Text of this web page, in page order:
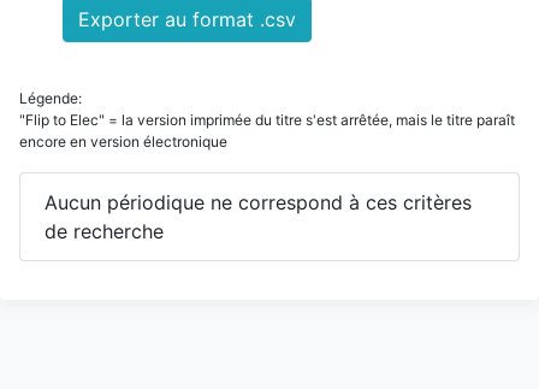
Exporter au format .csv
Légende:
"Flip to Elec" = la version imprimée du titre s'est arrêtée, mais le titre paraît
encore en version électronique
Aucun périodique ne correspond à ces critères
de recherche